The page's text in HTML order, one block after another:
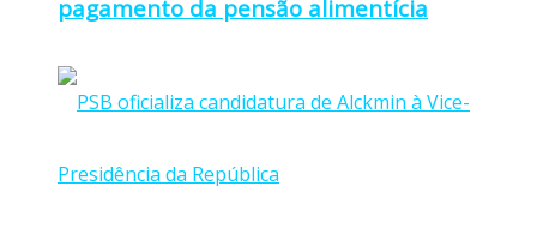
pagamento da pensão alimentícia